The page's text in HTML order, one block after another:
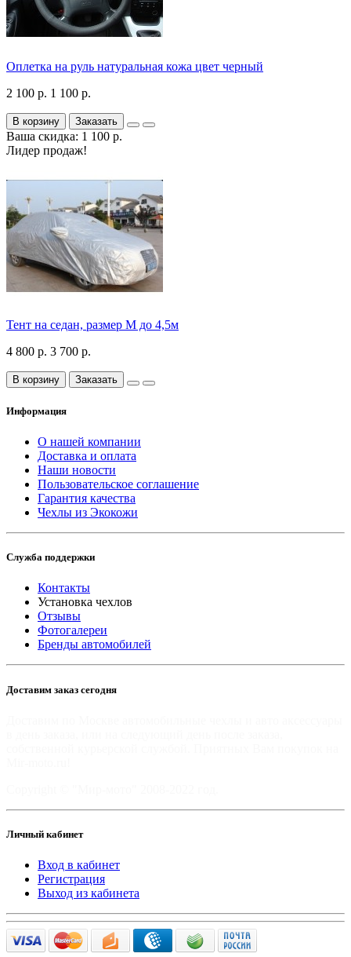
Оплетка на руль натуральная кожа цвет черный
2 100 р. 1 100 р.
В корзину Заказать
Ваша скидка: 1 100 р.
Лидер продаж!
Тент на седан, размер М до 4,5м
4 800 р. 3 700 р.
В корзину Заказать
Информация
О нашей компании
Доставка и оплата
Наши новости
Пользовательское соглашение
Гарантия качества
Чехлы из Экокожи
Служба поддержки
Контакты
Установка чехлов
Отзывы
Фотогалереи
Бренды автомобилей
Доставим заказ сегодня
Личный кабинет
Вход в кабинет
Регистрация
Выход из кабинета